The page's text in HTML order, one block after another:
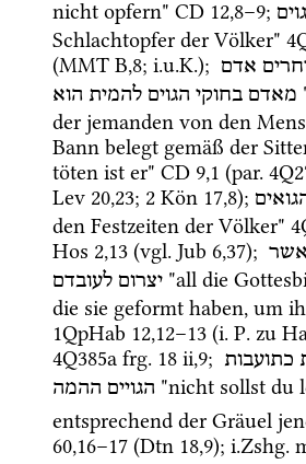
nicht opfern" CD 12,8–9;
Schlachtopfer der Völker"
(MMT B,8; i.u.K.); אדם
מאדם בחוקי הגוים להמית הוא
der jemanden von den
Bann belegt gemäß der
töten ist er" CD 9,1 (par.
Lev 20,23; 2 Kön 17,8);
den Festzeiten der Völker"
Hos 2,13 (vgl. Jub 6,37); אשר
יצרום לעובדם
"all die
1QpHab 12,12–13 (i. P. zu
4Q385a frg. 18 ii,9; כתועבות
הגויים ההמה
"nicht sollst du
entsprechend der Gräuel
60,16–17 (Dtn 18,9); i.Zshg.